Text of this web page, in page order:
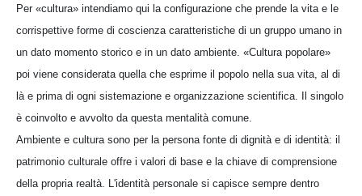
Per «cultura» intendiamo qui la configurazione che prende la vita e le
corrispettive forme di coscienza caratteristiche di un gruppo umano in
un dato momento storico e in un dato ambiente. «Cultura popolare»
poi viene considerata quella che esprime il popolo nella sua vita, al di
là e prima di ogni sistemazione e organizzazione scientifica. Il singolo
è coinvolto e avvolto da questa mentalità comune.
Ambiente e cultura sono per la persona fonte di dignità e di identità: il
patrimonio culturale offre i valori di base e la chiave di comprensione
della propria realtà. L'identità personale si capisce sempre dentro